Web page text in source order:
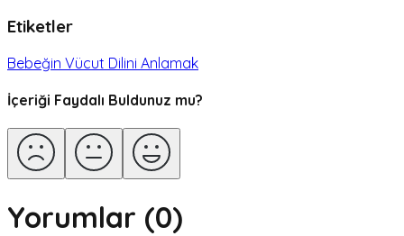
Etiketler
Bebeğin Vücut Dilini Anlamak
İçeriği Faydalı Buldunuz mu?
Yorumlar (0)